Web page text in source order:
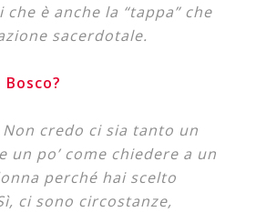
è anche la “tappa” che
sacerdotale.
credo ci sia tanto un
un po’ come chiedere a un
perché hai scelto
ci sono circostanze,